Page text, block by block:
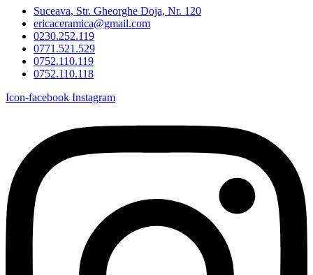
Suceava, Str. Gheorghe Doja, Nr. 120
ericaceramica@gmail.com
0230.252.119
0771.521.529
0752.110.119
0752.110.118
Icon-facebook Instagram